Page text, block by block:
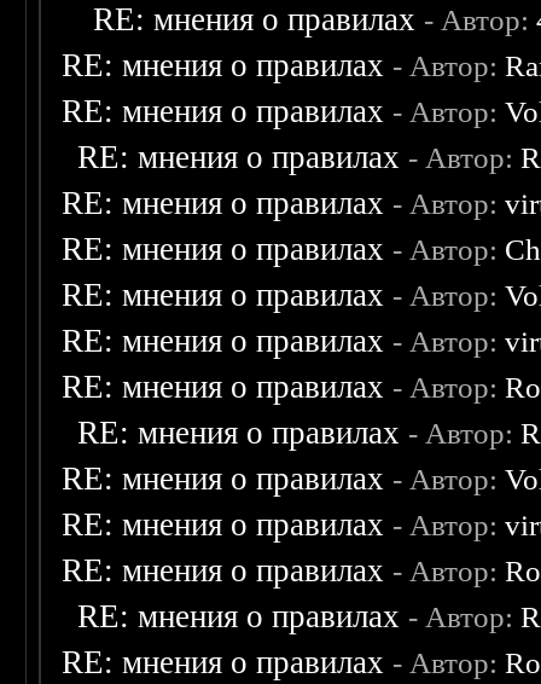
RE: мнения о правилах - Автор:
RE: мнения о правилах - Автор:
RE: мнения о правилах - Автор:
RE: мнения о правилах - Автор:
RE: мнения о правилах - Автор:
RE: мнения о правилах - Автор:
RE: мнения о правилах - Автор:
RE: мнения о правилах - Автор:
RE: мнения о правилах - Автор:
RE: мнения о правилах - Автор:
RE: мнения о правилах - Автор:
RE: мнения о правилах - Автор:
RE: мнения о правилах - Автор:
RE: мнения о правилах - Автор:
RE: мнения о правилах - Автор: